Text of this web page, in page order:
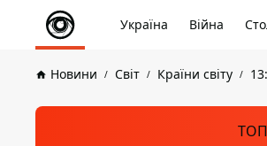
Україна Війна
Новини Світ Країни світу